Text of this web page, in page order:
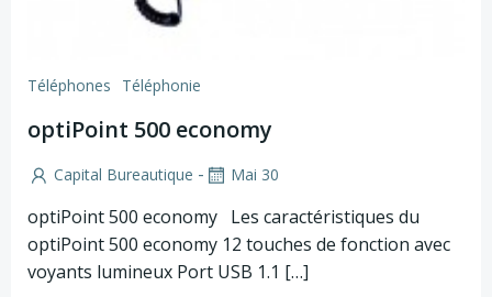
Téléphones Téléphonie
optiPoint 500 economy
Capital Bureautique - Mai 30
optiPoint 500 economy Les caractéristiques du
optiPoint 500 economy 12 touches de fonction avec
voyants lumineux Port USB 1.1 […]